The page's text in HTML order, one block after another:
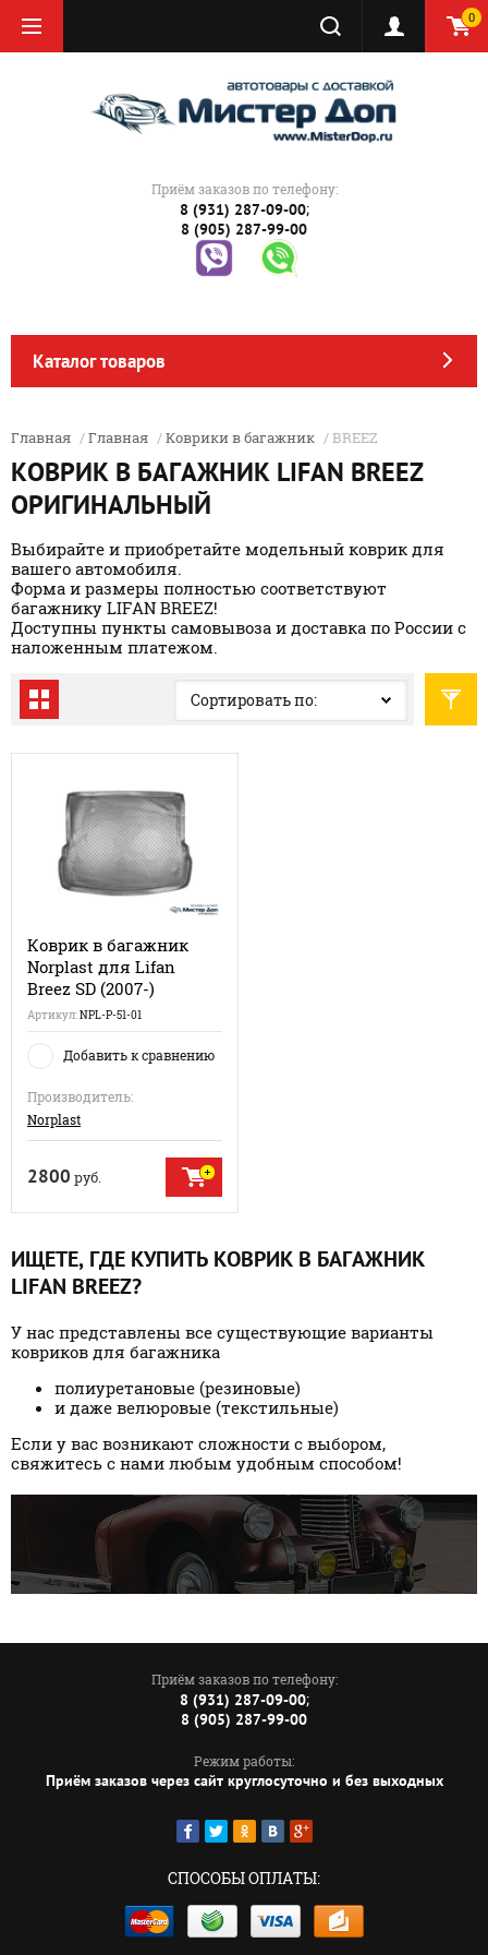
0
Приём заказов по телефону:
8 (931) 287-09-00;
8 (905) 287-99-00
Каталог товаров
Главная /Главная /Коврики в багажник / BREEZ
КОВРИК В БАГАЖНИК LIFAN BREEZ
ОРИГИНАЛЬНЫЙ
Выбирайте и приобретайте модельный коврик для
вашего автомобиля.
Форма и размеры полностью соответствуют
багажнику LIFAN BREEZ!
Доступны пункты самовывоза и доставка по России с
наложенным платежом.
Сортировать по:
Коврик в багажник
Norplast для Lifan
Breez SD (2007-)
Артикул:NPL-P-51-01
Добавить к сравнению
Производитель:
Norplast
2800 руб.
ИЩЕТЕ, ГДЕ КУПИТЬ КОВРИК В БАГАЖНИК
LIFAN BREEZ?
У нас представлены все существующие варианты
ковриков для багажника
полиуретановые (резиновые)
и даже велюровые (текстильные)
Если у вас возникают сложности с выбором,
свяжитесь с нами любым удобным способом!
Приём заказов по телефону:
8 (931) 287-09-00;
8 (905) 287-99-00
Режим работы:
Приём заказов через сайт круглосуточно и без выходных
СПОСОБЫ ОПЛАТЫ: